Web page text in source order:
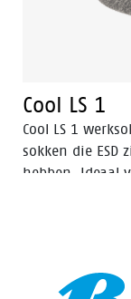
Cool LS 1
Cool LS 1
sokken die
hebben. Ideaal